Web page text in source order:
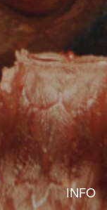
INFO